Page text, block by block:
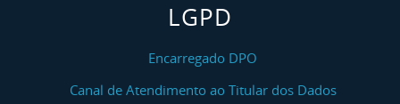
LGPD
Encarregado DPO
Canal de Atendimento ao Titular dos Dados